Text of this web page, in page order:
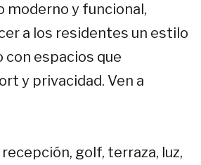
moderno y funcional,
a los residentes un estilo
con espacios que
y privacidad. Ven a
golf, terraza, luz,